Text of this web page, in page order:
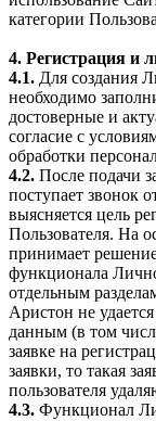
категории
4. Регистрация и
4.1. Для создания
необходимо
достоверные и
согласие с
обработки
4.2. После подачи
поступает звонок
выясняется цель
Пользователя. На
принимает
функционала
отдельным
Аристон не
данным (в том
заявке на
заявки, то такая
пользователя
4.3. Функционал